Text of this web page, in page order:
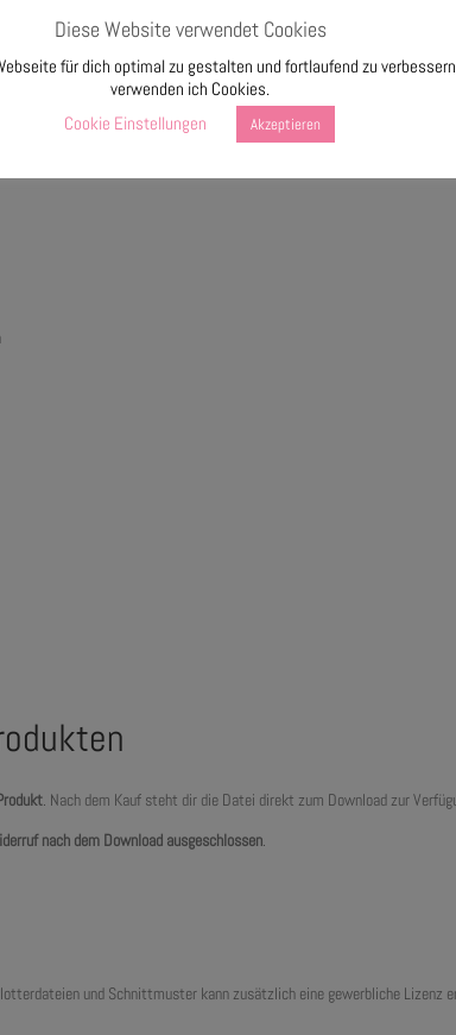
. Nach dem Kauf steht dir die Datei direkt zum Download zur
nach dem Download ausgeschlossen.
und Schnittmuster kann zusätzlich eine gewerbliche Lizenz
Diese Website verwendet Cookies
für dich optimal zu gestalten und fortlaufend zu
verwenden ich Cookies.
Cookie Einstellungen
Akzeptieren